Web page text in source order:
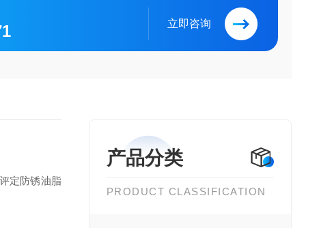
立即咨询
产品分类
PRODUCT CLASSIFICATION
定防锈油脂